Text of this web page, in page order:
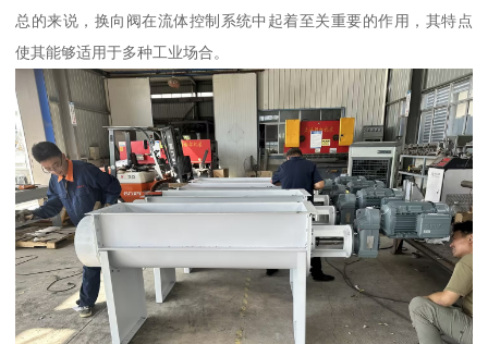
总的来说，换向阀在流体控制系统中起着至关重要的作用，其特点
使其能够适用于多种工业场合。